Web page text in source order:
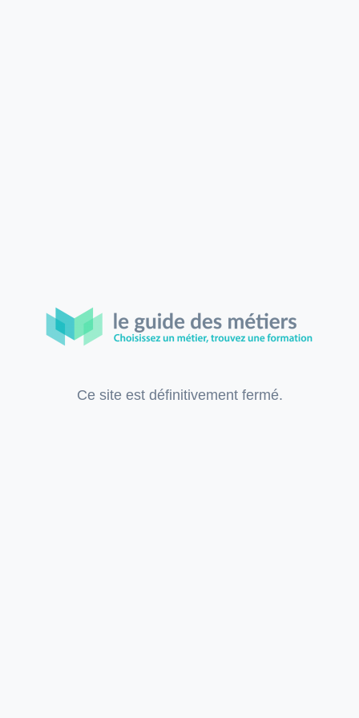
Ce site est définitivement fermé.